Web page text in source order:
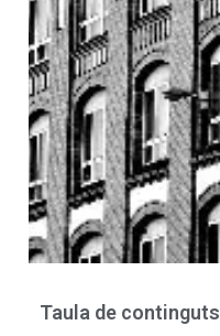
Taula de continguts